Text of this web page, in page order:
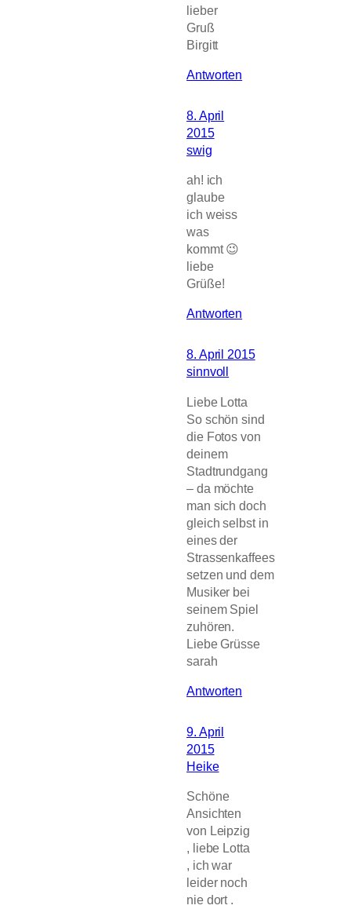
lieber
Gruß
Birgitt
Antworten
8. April
2015
swig
ah! ich
glaube
ich weiss
was
kommt 😉
liebe
Grüße!
Antworten
8. April 2015
sinnvoll
Liebe Lotta
So schön sind
die Fotos von
deinem
Stadtrundgang
– da möchte
man sich doch
gleich selbst in
eines der
Strassenkaffees
setzen und dem
Musiker bei
seinem Spiel
zuhören.
Liebe Grüsse
sarah
Antworten
9. April
2015
Heike
Schöne
Ansichten
von Leipzig
, liebe Lotta
, ich war
leider noch
nie dort .